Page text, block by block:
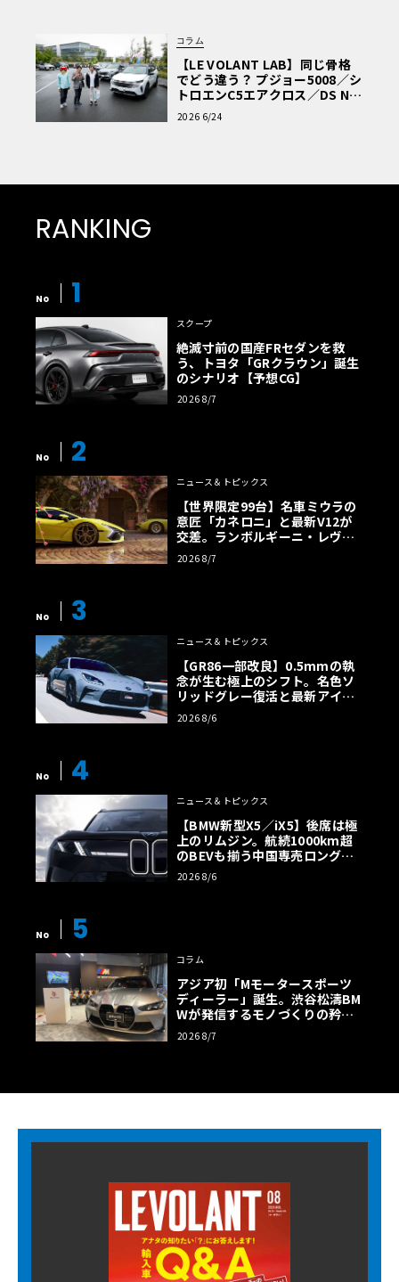
コラム
【LE VOLANT LAB】同じ骨格
でどう違う？ プジョー5008／シ
トロエンC5エアクロス／DS Nº4
読者一気乗りレポート
2026 6/24
RANKING
No 1
スクープ
絶滅寸前の国産FRセダンを救
う、トヨタ「GRクラウン」誕生
のシナリオ【予想CG】
2026 8/7
No 2
ニュース＆トピックス
【世界限定99台】名車ミウラの
意匠「カネロニ」と最新V12が
交差。ランボルギーニ・レヴエ
ルトに60周年記念車が登場
2026 8/7
No 3
ニュース＆トピックス
【GR86一部改良】0.5mmの執
念が生む極上のシフト。名色ソ
リッドグレー復活と最新アイサ
イトでFRの極みへ
2026 8/6
No 4
ニュース＆トピックス
【BMW新型X5／iX5】後席は極
上のリムジン。航続1000km超
のBEVも揃う中国専売ロング仕
様の全貌
2026 8/6
No 5
コラム
アジア初「Mモータースポーツ
ディーラー」誕生。渋谷松濤BM
Wが発信するモノづくりの矜持
【木下隆之コラム】
2026 8/7